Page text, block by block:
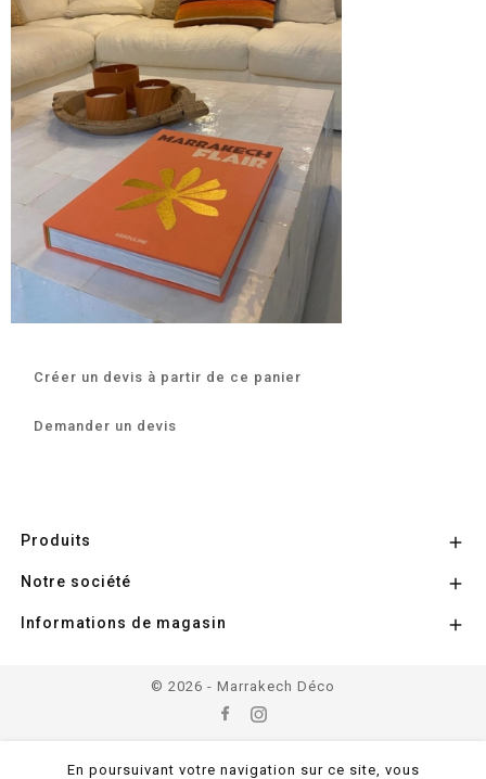
Créer un devis à partir de ce panier
Demander un devis
Produits 
Notre société 
Informations de magasin 
© 2026 - Marrakech Déco
En poursuivant votre navigation sur ce site, vous